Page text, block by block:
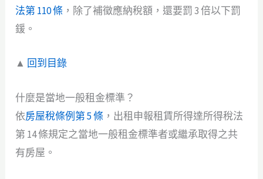
法第 110 條 ，除了補徵應納稅額，還要罰 3 倍以下罰
鍰。
▲ 回到目錄
什麼是當地一般租金標準？
依房屋稅條例第 5 條 ，出租申報租賃所得達所得稅法
第 14 條規定之當地一般租金標準者或繼承取得之共
有房屋。